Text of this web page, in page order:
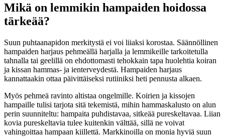
Mikä on lemmikin hampaiden hoidossa
tärkeää?
Suun puhtaanapidon merkitystä ei voi liiaksi korostaa. Säännöllinen
hampaiden harjaus pehmeällä harjalla ja lemmikeille tarkoitetulla
tahnalla tai geelillä on ehdottomasti tehokkain tapa huolehtia koiran
ja kissan hammas- ja ienterveydestä. Hampaiden harjaus
kannattaakin ottaa päivittäiseksi rutiiniksi heti pennusta alkaen.
Myös pehmeä ravinto altistaa ongelmille. Koirien ja kissojen
hampaille tulisi tarjota sitä tekemistä, mihin hammaskalusto on alun
perin suunniteltu: hampaita puhdistavaa, sitkeää pureskeltavaa. Liian
kovia pureskeltavia tulee kuitenkin välttää, sillä ne voivat
vahingoittaa hampaan kiillettä. Markkinoilla on monia hyviä suun